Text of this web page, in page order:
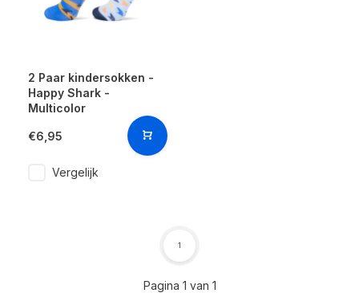
2 Paar kindersokken -
Happy Shark -
Multicolor
€6,95
Vergelijk
Pagina 1 van 1
1